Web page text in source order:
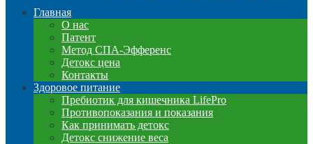
Главная
О нас
Патент
Метод СПА-Эфференс
Детокс цена
Контакты
Здоровое питание
Пребиотик для кишечника LifePro
Противопоказания и показания
Как принимать детокс
Детокс снижение веса